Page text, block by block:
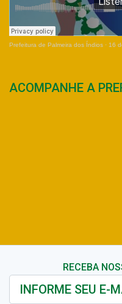
Prefeitura de Palmeira dos Índios · 16
ACOMPANHE A
RECEBA